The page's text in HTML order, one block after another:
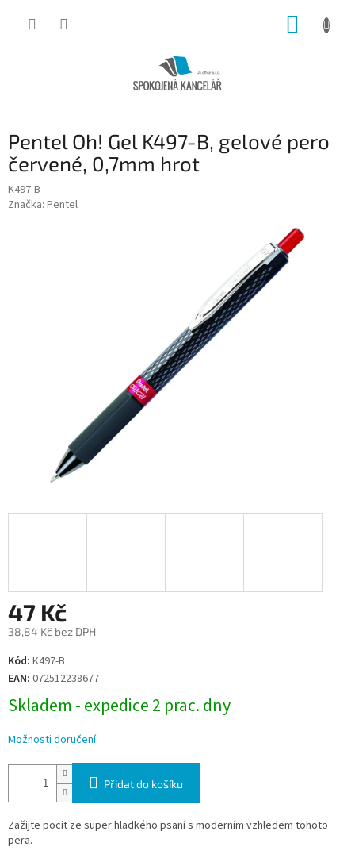
Pentel Oh! Gel K497-B, gelové pero
červené, 0,7mm hrot
K497-B
Značka: Pentel
47 Kč
38,84 Kč bez DPH
Měrná
cena:
Kód: K497-B
EAN: 072512238677
Skladem - expedice 2 prac. dny
Možnosti doručení
Přidat do košíku
Zažijte pocit ze super hladkého psaní s moderním vzhledem tohoto
pera.